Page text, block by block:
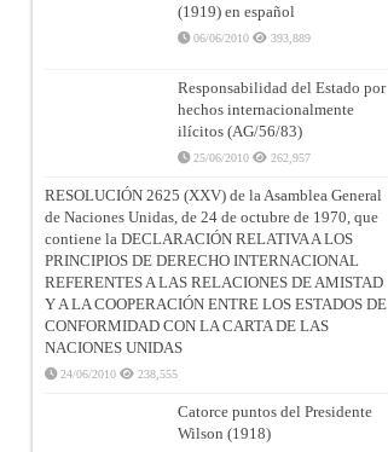
(1919) en español
06/06/2010 393,889
Responsabilidad del Estado por
hechos internacionalmente
ilícitos (AG/56/83)
25/06/2010 262,957
RESOLUCIÓN 2625 (XXV) de la Asamblea General
de Naciones Unidas, de 24 de octubre de 1970, que
contiene la DECLARACIÓN RELATIVA A LOS
PRINCIPIOS DE DERECHO INTERNACIONAL
REFERENTES A LAS RELACIONES DE AMISTAD
Y A LA COOPERACIÓN ENTRE LOS ESTADOS DE
CONFORMIDAD CON LA CARTA DE LAS
NACIONES UNIDAS
24/06/2010 238,555
Catorce puntos del Presidente
Wilson (1918)